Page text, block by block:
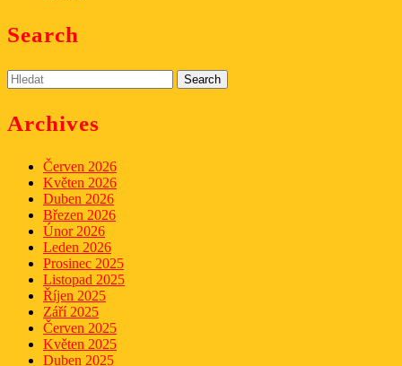
Search
Search
for:
Archives
Červen 2026
Květen 2026
Duben 2026
Březen 2026
Únor 2026
Leden 2026
Prosinec 2025
Listopad 2025
Říjen 2025
Září 2025
Červen 2025
Květen 2025
Duben 2025